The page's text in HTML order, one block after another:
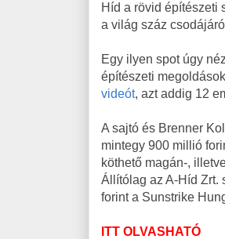
Híd a rövid építészeti
a világ száz
Egy ilyen spot úgy
építészeti
videót, azt addig 12
A sajtó és Brenner
mintegy 900 millió
köthető magán-,
Állítólag az A-Híd Zrt.
forint a Sunstrike
ITT OLVASHATÓ